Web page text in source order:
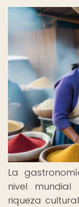
La
nivel
riqueza